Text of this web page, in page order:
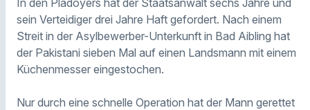
sein Verteidiger drei Jahre Haft gefordert. Nach einem
Streit in der Asylbewerber-Unterkunft in Bad Aibling hat
der Pakistani sieben Mal auf einen Landsmann mit einem
Küchenmesser eingestochen.
Nur durch eine schnelle Operation hat der Mann gerettet